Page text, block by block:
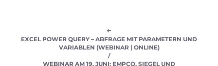
EXCEL POWER QUERY – ABFRAGE MIT PARAMETERN UND
VARIABLEN (WEBINAR | ONLINE)
/
WEBINAR AM 19. JUNI: EMPCO, SIEGEL UND